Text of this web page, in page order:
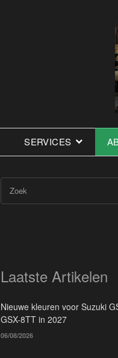
SERVICES
Zoek
Laatste Artikelen
Nieuwe kleuren voor Suzuki
GSX-8TT in 2027
06/08/2026